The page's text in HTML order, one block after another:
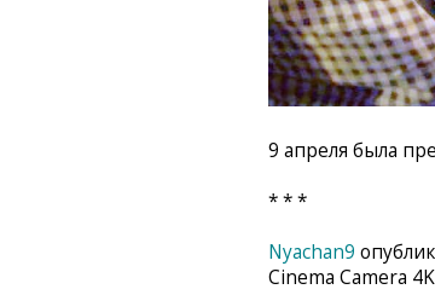
9 апреля была
* * *
Nyachan9
Cinema Camera